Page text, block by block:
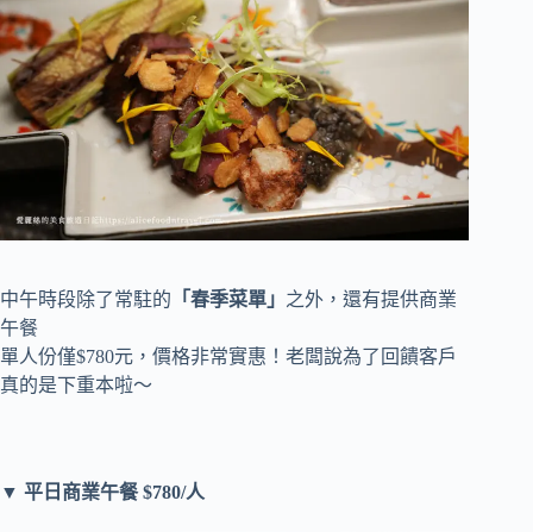
中午時段除了常駐的 「春季菜單」 之外，還有提供商業
午餐
單人份僅$780元，價格非常實惠！老闆說為了回饋客戶
真的是下重本啦～
▼ 平日商業午餐 $780/人